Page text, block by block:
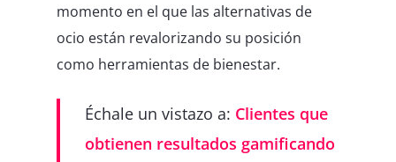
momento en el que las alternativas de
ocio están revalorizando su posición
como herramientas de bienestar.
Échale un vistazo a: Clientes que
obtienen resultados gamificando